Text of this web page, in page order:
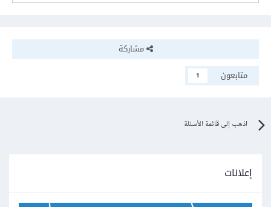
مشاركة
متابعون
1
اذهب إلى قائمة الأسئلة
إعلانات